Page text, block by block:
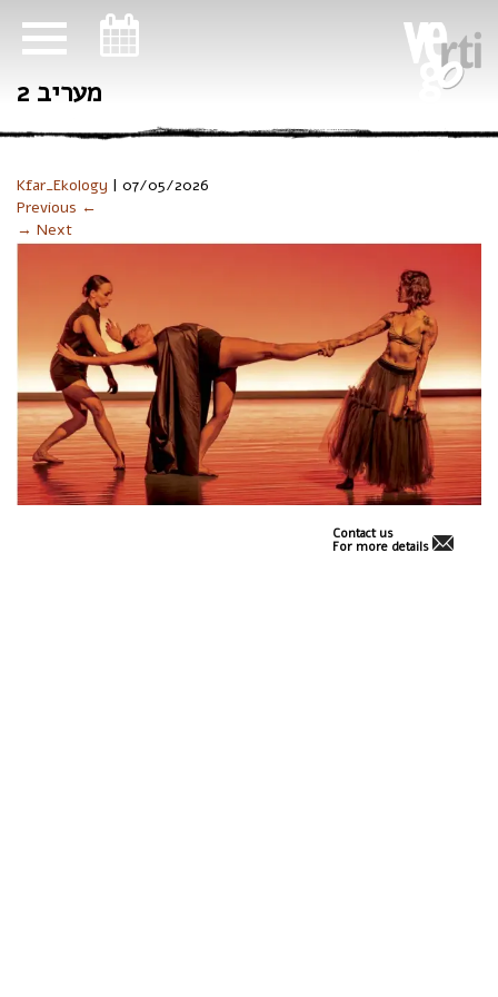
מעריב 2
Kfar_Ekology | 07/05/2026
Previous ←
→ Next
Contact us
For more details